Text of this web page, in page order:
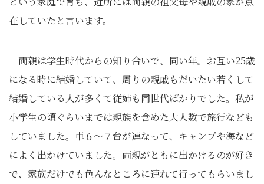
在していたと言います。
「両親は学生時代からの知り合いで、同い年。お互い25歳
になる時に結婚していて、周りの親戚もだいたい若くして
結婚している人が多くて従姉も同世代ばかりでした。私が
小学生の頃ぐらいまでは親族を含めた大人数で旅行なども
していました。車６～７台が連なって、キャンプや海など
によく出かけていました。両親がともに出かけるのが好き
で、家族だけでも色んなところに連れて行ってもらいまし